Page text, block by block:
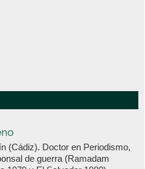
(Cádiz). Doctor en Periodismo,
de guerra (Ramadam